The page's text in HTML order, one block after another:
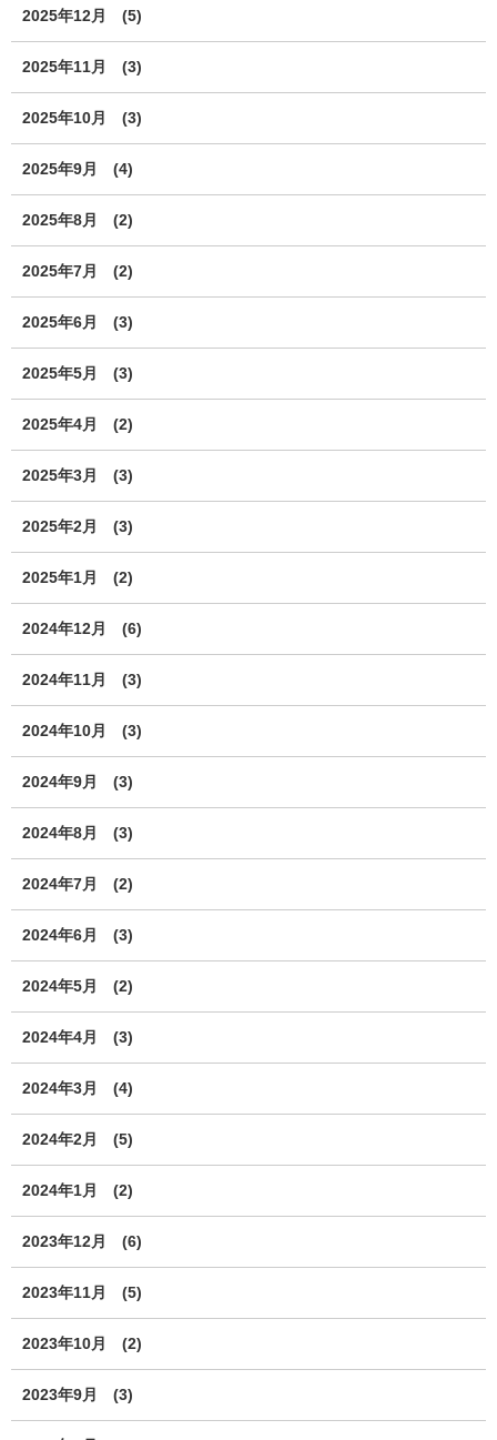
2025年12月 (5)
2025年11月 (3)
2025年10月 (3)
2025年9月 (4)
2025年8月 (2)
2025年7月 (2)
2025年6月 (3)
2025年5月 (3)
2025年4月 (2)
2025年3月 (3)
2025年2月 (3)
2025年1月 (2)
2024年12月 (6)
2024年11月 (3)
2024年10月 (3)
2024年9月 (3)
2024年8月 (3)
2024年7月 (2)
2024年6月 (3)
2024年5月 (2)
2024年4月 (3)
2024年3月 (4)
2024年2月 (5)
2024年1月 (2)
2023年12月 (6)
2023年11月 (5)
2023年10月 (2)
2023年9月 (3)